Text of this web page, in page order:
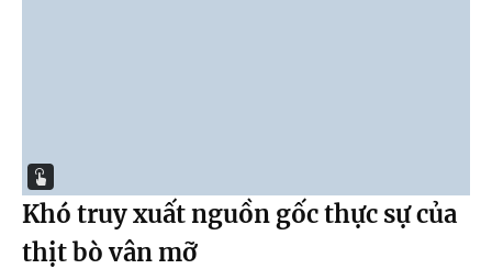
Khó truy xuất nguồn gốc thực sự của
thịt bò vân mỡ